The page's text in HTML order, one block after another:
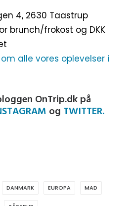
4, 2630 Taastrup
brunch/frokost og DKK
alle vores oplevelser i
OnTrip.dk på
og TWITTER.
DANMARK EUROPA MAD